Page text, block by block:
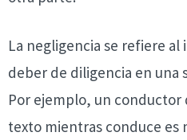
La negligencia se refiere
deber de diligencia en una
Por ejemplo, un conductor
texto mientras conduce es